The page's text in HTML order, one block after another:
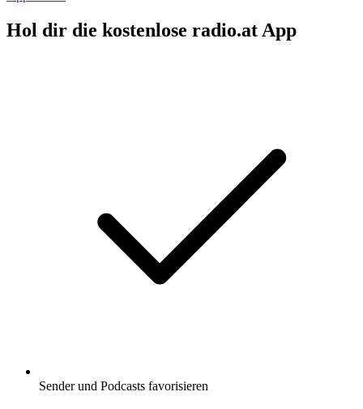
Hol dir die kostenlose radio.at App
Sender und Podcasts favorisieren